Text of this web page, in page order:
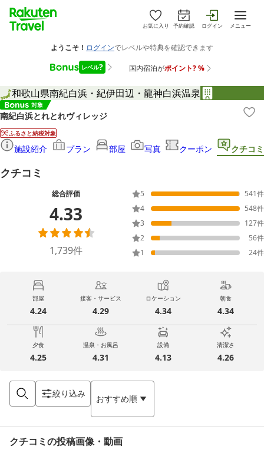
お気に入り 予約確認 ログイン メニュー
和歌山県南紀白浜・紀伊田辺・龍神白浜温泉
南紀白浜とれとれヴィレッジ
ふるさと納税対象
施設紹介 プラン 部屋 写真 クーポン クチコミ
クチコミ
総合評価
4.33
1,739件
5 541件
4
548件
3
127件
2
56件
1
24件
部屋
4.24
接客・サービス
4.29
ロケーション
4.34
朝食
4.34
夕食
4.25
温泉・お風呂
4.31
設備
4.13
清潔さ
4.26
絞り込み おすすめ順
クチコミの投稿画像・動画